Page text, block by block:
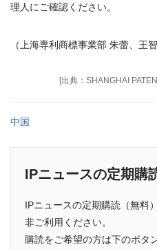
理人にご確認ください。
（上海専利商標事業部 朱蕾、王
[出典：SHANGHAI
中国
IPニュースの定期購
IPニュースの定期購読（無料
非ご利用ください。
購読をご希望の方は下のボタ